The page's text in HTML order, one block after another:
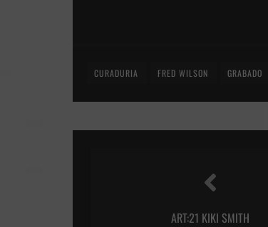
CURADURIA FRED WILSON GRABADO
ART:21 KIKI SMITH